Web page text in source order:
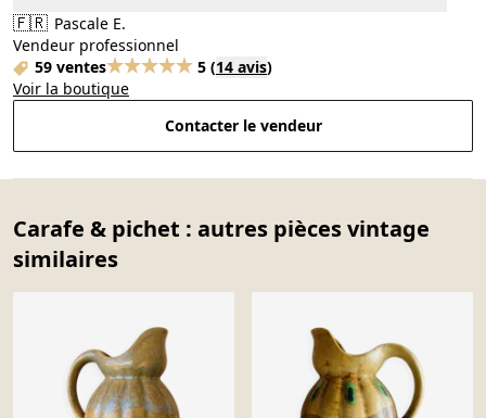
🇫🇷 Pascale E.
Vendeur professionnel
59 ventes
5 (14 avis)
Voir la boutique
Contacter le vendeur
Carafe & pichet : autres pièces vintage
similaires